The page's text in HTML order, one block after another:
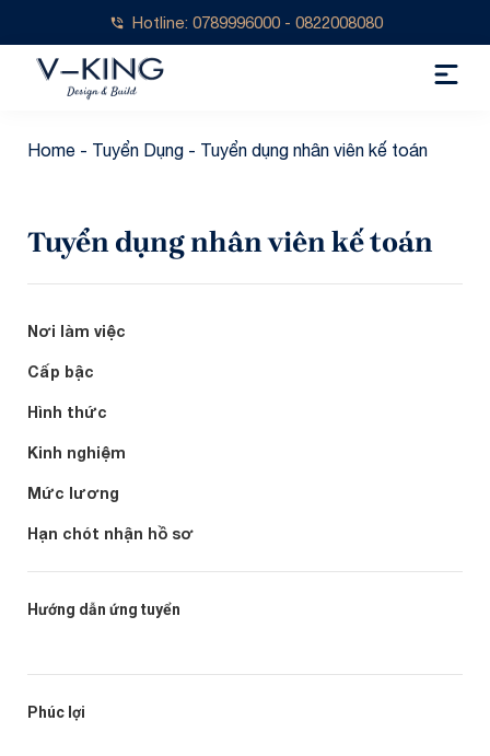
Hotline: 0789996000 - 0822008080
Home - Tuyển Dụng - Tuyển dụng nhân viên kế toán
Tuyển dụng nhân viên kế toán
Nơi làm việc
Cấp bậc
Hình thức
Kinh nghiệm
Mức lương
Hạn chót nhận hồ sơ
Hướng dẫn ứng tuyển
Phúc lợi